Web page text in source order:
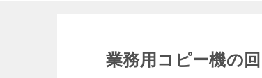
業務用コピー機の